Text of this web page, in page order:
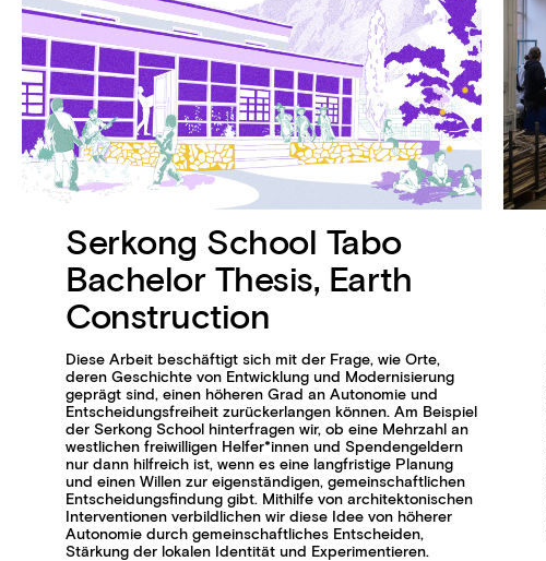
Serkong School Tabo
Bachelor Thesis, Earth
Construction
Diese Arbeit beschäftigt sich mit der Frage, wie Orte,
deren Geschichte von Entwicklung und Modernisierung
geprägt sind, einen höheren Grad an Autonomie und
Entscheidungsfreiheit zurückerlangen können. Am Beispiel
der Serkong School hinterfragen wir, ob eine Mehrzahl an
westlichen freiwilligen Helfer*innen und Spendengeldern
nur dann hilfreich ist, wenn es eine langfristige Planung
und einen Willen zur eigenständigen, gemeinschaftlichen
Entscheidungsfindung gibt. Mithilfe von architektonischen
Interventionen verbildlichen wir diese Idee von höherer
Autonomie durch gemeinschaftliches Entscheiden,
Stärkung der lokalen Identität und Experimentieren.